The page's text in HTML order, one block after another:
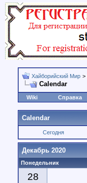
Хайборийский Мир >
Calendar
Wiki Справка
Calendar
Сегодня
Декабрь 2020
Понедельник
28